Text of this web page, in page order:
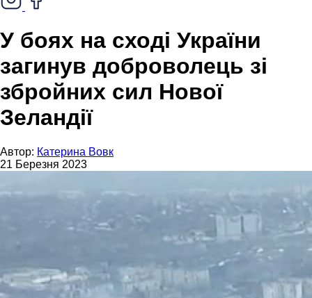
У боях на сході України
загинув доброволець зі
збройних сил Нової
Зеландії
Автор: Катерина Вовк
21 Березня 2023